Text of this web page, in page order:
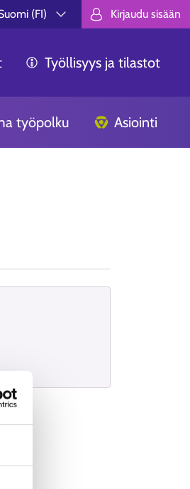
(FI)
Valitse kieli. Välj språk. Choose
Kirjaudu sisään
Työllisyys ja tilastot
työpolku Asiointi